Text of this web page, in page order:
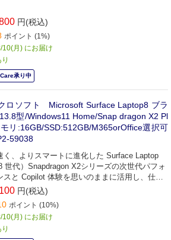
円(税込)
ポイント (1%)
10(月) にお届け
承り中
ロソフト Microsoft Surface Laptop8 ブラ
型/Windows11 Home/Snap dragon X2 Pl
リ:16GB/SSD:512GB/M365orOffice選択可
59038
く、よりスマートに進化した Surface Laptop
8 世代）Snapdragon X2シリーズの次世代パフォ
スと Copilot 体験を思いのままに活用し、仕事
びも、創作も一日中スマートに楽しめます。
円(税込)
ポイント (10%)
10(月) にお届け